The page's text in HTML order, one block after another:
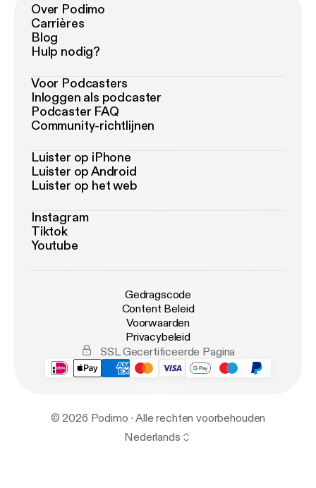
Over Podimo
Carrières
Blog
Hulp nodig?
Voor Podcasters
Inloggen als podcaster
Podcaster FAQ
Community-richtlijnen
Luister op iPhone
Luister op Android
Luister op het web
Instagram
Tiktok
Youtube
Gedragscode
Content Beleid
Voorwaarden
Privacybeleid
SSL Gecertificeerde Pagina
© 2026 Podimo · Alle rechten voorbehouden
Nederlands